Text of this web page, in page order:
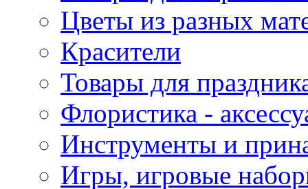
Цветы из разных
Красители
Товары для
Флористика -
Инструменты и
Игры, игровые